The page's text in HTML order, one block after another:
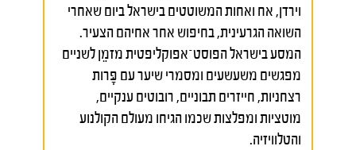
וירדן, אח ואחות המשוטטים בישראל ביום שאחרי
השואה הגרעינית, בחיפוש אחר אחיהם הצעיר.
המסע בישראל הפוסט־אפוקליפטית מזמֵן לשניים
מפגשים משעשעים ומסמרי שיער עם פָּרות
רצחניות, חייזרים תבוניים, רובוטים ענקיים,
מוטציות ומפלצות שכמו הגיחו מעולם הקולנוע
והטלוויזיה.